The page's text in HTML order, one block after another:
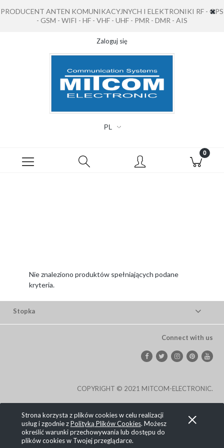
Strona korzysta z plików cookies w celu realizacji
usług i zgodnie zPolityką Plików Cookies. Możesz
określić warunki przechowywania lub dostępu do
plików cookies w Twojej przeglądarce.
PRODUCENT ANTEN KOMUNIKACYJNYCH I ELEKTRONIKI RF - GPS
- GSM - WIFI - HF - VHF - UHF - PMR - DMR - AIS
Zaloguj się
Nie znaleziono produktów spełniających podane
kryteria.
Stopka
Connect with us
COPYRIGHT © 2021 MITCOM-ELECTRONIC.
Sklep internetowy Shoplo.pl, powered byShoper